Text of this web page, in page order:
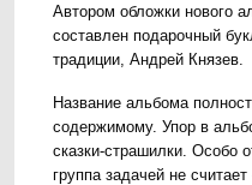
Aвтором обложки нового
составлен подарочный
традиции, Андрей Князев.
Название альбома
содержимому. Упор в
сказки-страшилки. Особо
группа задачей не